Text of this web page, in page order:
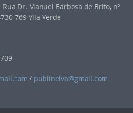
Rua Dr. Manuel Barbosa de Brito, nº
769 Vila Verde
/ publineiva@gmail.com